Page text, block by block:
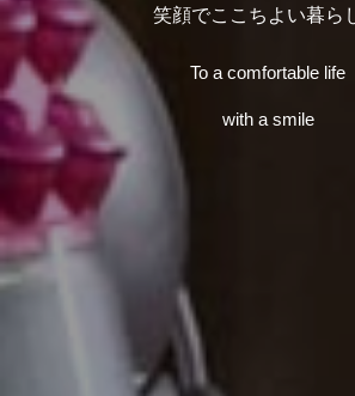
笑顔でここちよい暮ら
To a comfortable life
with a smile